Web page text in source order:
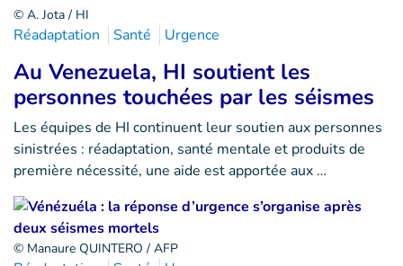
© A. Jota / HI
Réadaptation Santé Urgence
Au Venezuela, HI soutient les
personnes touchées par les séismes
Les équipes de HI continuent leur soutien aux personnes
sinistrées : réadaptation, santé mentale et produits de
première nécessité, une aide est apportée aux …
© Manaure QUINTERO / AFP